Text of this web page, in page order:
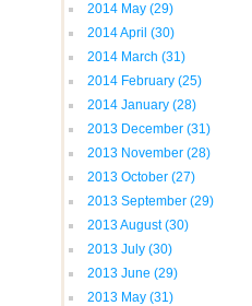
2014 May (29)
2014 April (30)
2014 March (31)
2014 February (25)
2014 January (28)
2013 December (31)
2013 November (28)
2013 October (27)
2013 September (29)
2013 August(30)
2013 July (30)
2013 June (29)
2013 May (31)